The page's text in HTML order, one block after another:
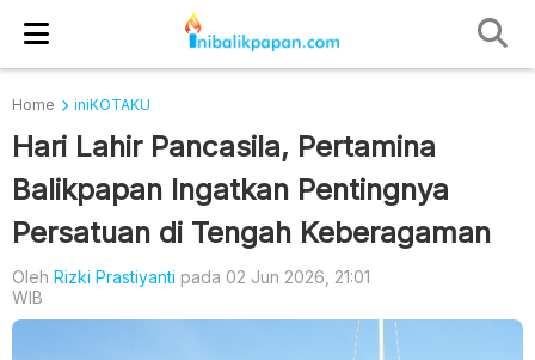
Home iniKOTAKU
Hari Lahir Pancasila, Pertamina
Balikpapan Ingatkan Pentingnya
Persatuan di Tengah Keberagaman
Oleh Rizki Prastiyanti pada 02 Jun 2026, 21:01
WIB